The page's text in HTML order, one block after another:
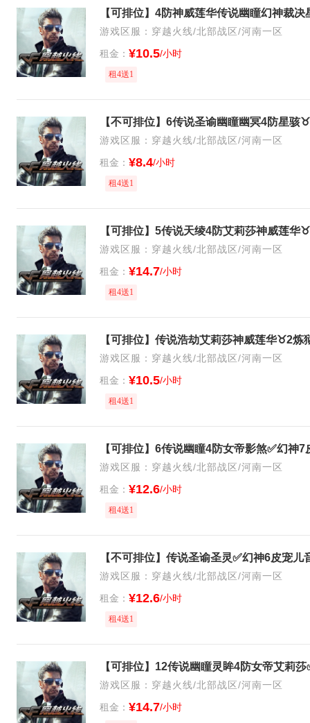
游戏区服：穿越火线/北部战区/河南一区
租金： ¥10.5/小时
租4送1
游戏区服：穿越火线/北部战区/河南一区
租金： ¥8.4/小时
租4送1
游戏区服：穿越火线/北部战区/河南一区
租金： ¥14.7/小时
租4送1
游戏区服：穿越火线/北部战区/河南一区
租金： ¥10.5/小时
租4送1
游戏区服：穿越火线/北部战区/河南一区
租金： ¥12.6/小时
租4送1
游戏区服：穿越火线/北部战区/河南一区
租金： ¥12.6/小时
租4送1
游戏区服：穿越火线/北部战区/河南一区
租金： ¥14.7/小时